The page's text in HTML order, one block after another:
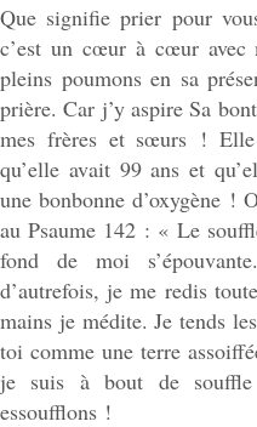
Que signifie prier pour
c’est un cœur à cœur avec
pleins poumons en sa
prière. Car j’y aspire Sa
mes frères et sœurs !
qu’elle avait 99 ans et
une bonbonne d’oxygène !
au Psaume 142 : « Le
fond de moi
d’autrefois, je me redis
mains je médite. Je tends
toi comme une terre
je suis à bout de
essoufflons !